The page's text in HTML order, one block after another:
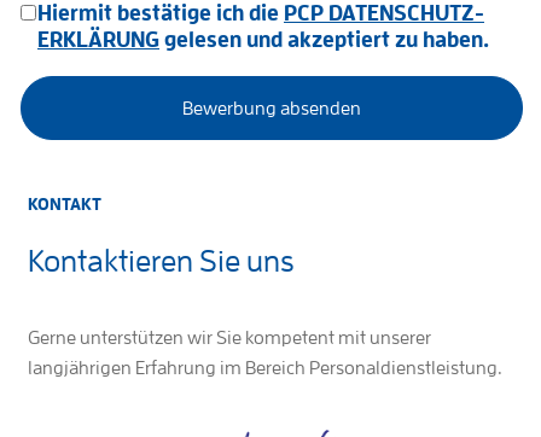
Hiermit bestätige ich die PCP DATENSCHUTZ-
ERKLÄRUNG gelesen und akzeptiert zu haben.
KONTAKT
Kontaktieren Sie uns
Gerne unterstützen wir Sie kompetent mit unserer
langjährigen Erfahrung im Bereich Personaldienstleistung.